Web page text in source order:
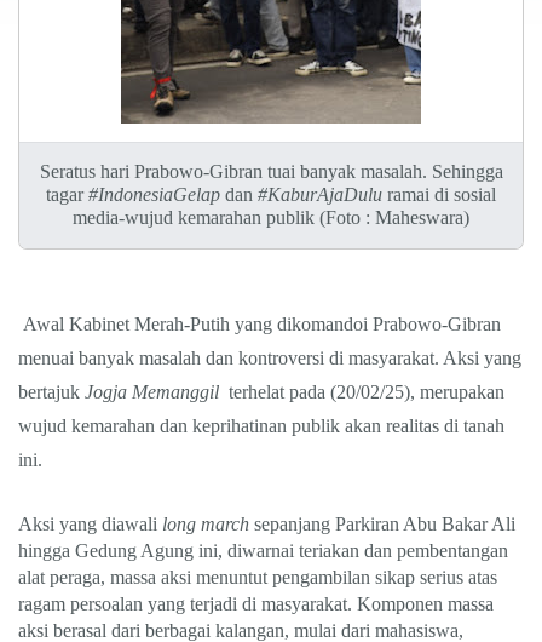
Seratus hari Prabowo-Gibran tuai banyak masalah. Sehingga
tagar#IndonesiaGelap dan #KaburAjaDulu ramai di sosial
media-wujud kemarahan publik (Foto : Maheswara)
Awal Kabinet Merah-Putih yang dikomandoi Prabowo-Gibran
menuai banyak masalah dan kontroversi di masyarakat. Aksi yang
bertajuk Jogja Memanggil terhelat pada (20/02/25), merupakan
wujud kemarahan dan keprihatinan publik akan realitas di tanah
ini.
Aksi yang diawali long march sepanjang Parkiran Abu Bakar Ali
hingga Gedung Agung ini, diwarnai teriakan dan pembentangan
alat peraga, massa aksi menuntut pengambilan sikap serius atas
ragam persoalan yang terjadi di masyarakat. Komponen massa
aksi berasal dari berbagai kalangan, mulai dari mahasiswa,